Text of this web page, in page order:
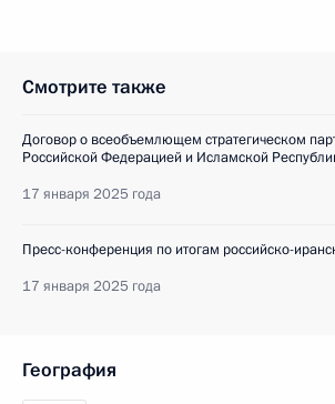
Смотрите также
Договор о всеобъемлющем стратегическом
Российской Федерацией и Исламской
17 января 2025 года
Пресс-конференция по итогам российско-
17 января 2025 года
География